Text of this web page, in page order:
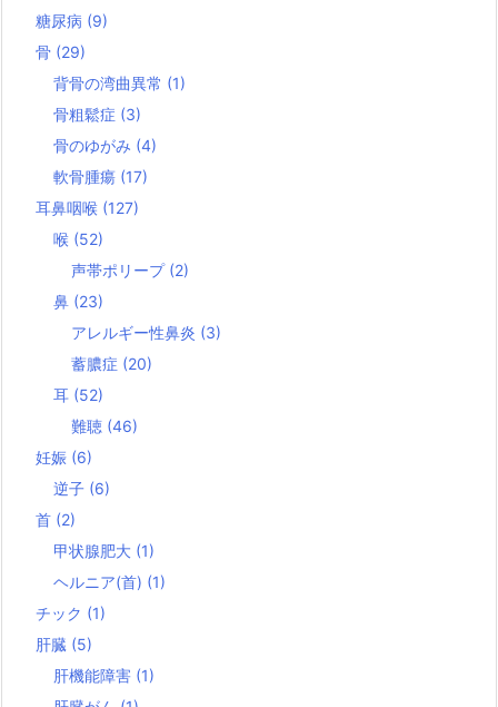
糖尿病 (9)
骨 (29)
背骨の湾曲異常 (1)
骨粗鬆症 (3)
骨のゆがみ (4)
軟骨腫瘍 (17)
耳鼻咽喉 (127)
喉 (52)
声帯ポリープ (2)
鼻 (23)
アレルギー性鼻炎 (3)
蓄膿症 (20)
耳 (52)
難聴 (46)
妊娠 (6)
逆子 (6)
首 (2)
甲状腺肥大 (1)
ヘルニア(首) (1)
チック (1)
肝臓 (5)
肝機能障害 (1)